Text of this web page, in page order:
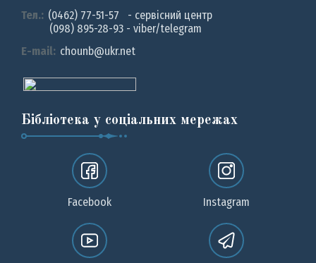
Тел.: (0462) 77-51-57 - сервісний центр
(098) 895-28-93 - viber/telegram
E-mail: chounb@ukr.net
Бібліотека у соціальних мережах
Facebook Instagram